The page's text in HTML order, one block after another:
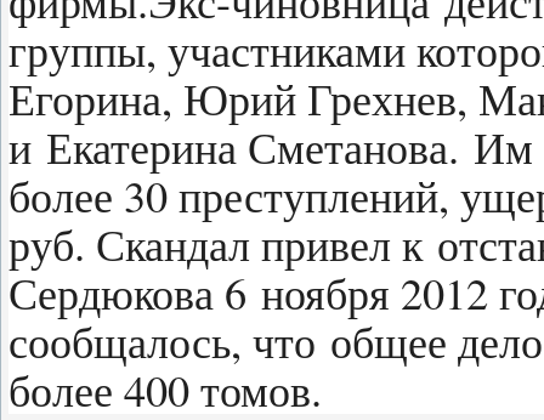
группы, участниками
Егорина, Юрий Грехнев,
и Екатерина Сметанова. Им
более 30 преступлений,
руб. Скандал привел к
Сердюкова 6 ноября 2012
сообщалось, что общее
более 400 томов.